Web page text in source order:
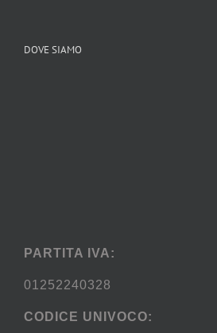
DOVE SIAMO
PARTITA IVA:
01252240328
CODICE UNIVOCO: